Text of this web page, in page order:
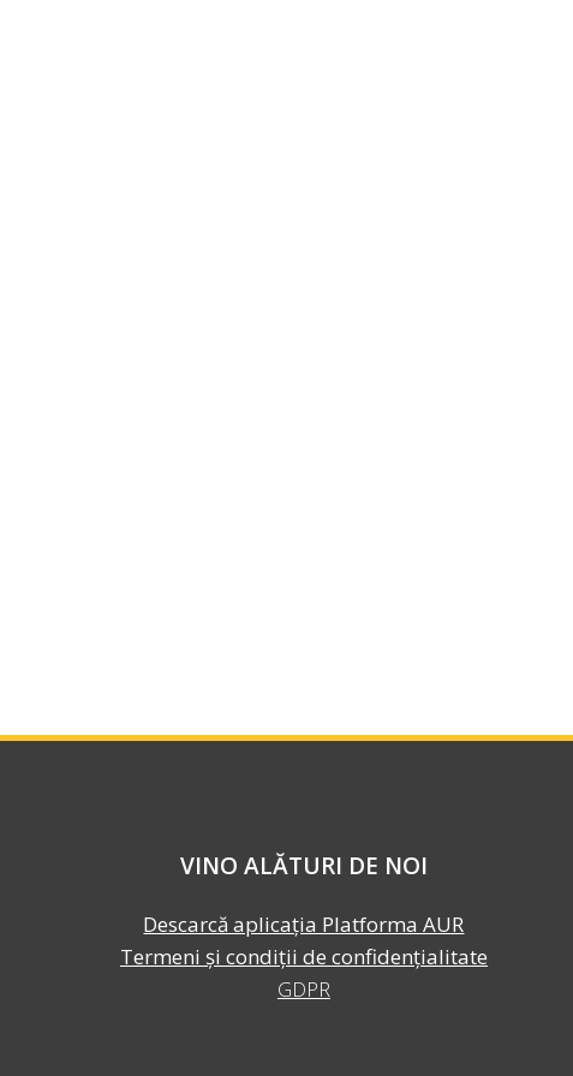
VINO ALĂTURI DE NOI
Descarcă aplicația Platforma AUR
Termeni și condiții de confidențialitate
GDPR